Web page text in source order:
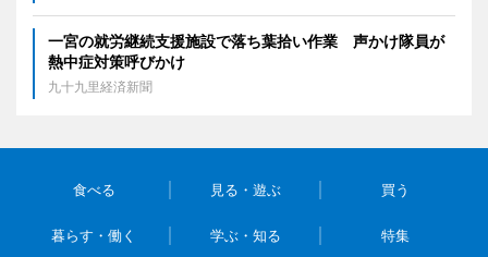
一宮の就労継続支援施設で落ち葉拾い作業 声かけ隊員が
熱中症対策呼びかけ
九十九里経済新聞
食べる 見る・遊ぶ 買う
暮らす・働く 学ぶ・知る 特集